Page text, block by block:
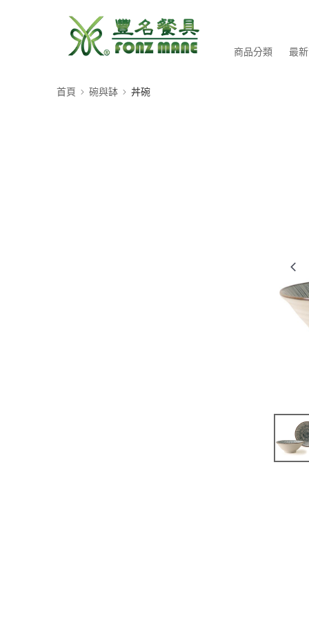
商品分類 最
首頁 碗與缽 丼碗